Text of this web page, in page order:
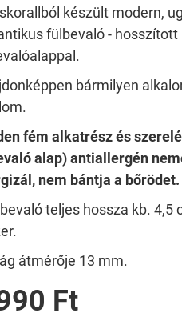
készült modern,
fülbevaló - hosszított
bármilyen
fém alkatrész és
alap) antiallergén
nem bántja a bőrödet.
teljes hossza kb. 4,5
átmérője 13 mm.
Ft